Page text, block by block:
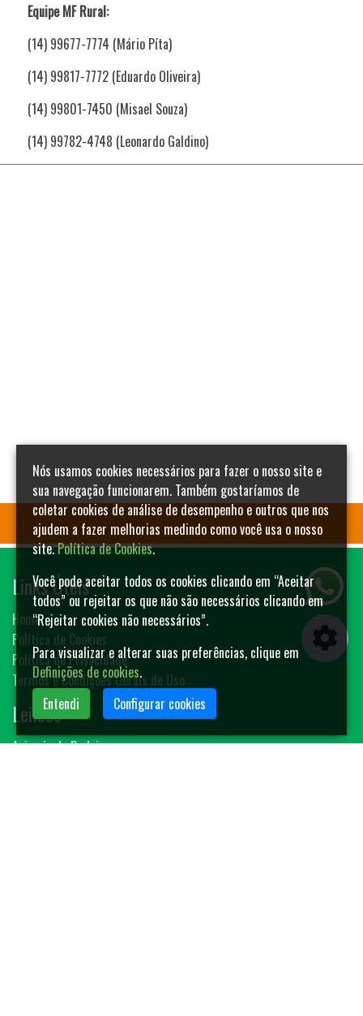
Equipe MF Rural:
(14) 99677-7774 (Mário Píta)
(14) 99817-7772 (Eduardo Oliveira)
(14) 99801-7450 (Misael Souza)
(14) 99782-4748 (Leonardo Galdino)
Links Úteis
Home
Política de Cookies
Política de Privacidade
Termos e Condições Gerais de Uso
Leilões
Animais de Rodeio
Nós usamos cookies necessários para fazer o nosso site e
sua navegação funcionarem. Também gostaríamos de
coletar cookies de análise de desempenho e outros que nos
ajudem a fazer melhorias medindo como você usa o nosso
site.Política de Cookies.
Você pode aceitar todos os cookies clicando em “Aceitar
todos” ou rejeitar os que não são necessários clicando em
“Rejeitar cookies não necessários”.
Para visualizar e alterar suas preferências, clique em
Definições de cookies.
Entendi
Configurar cookies